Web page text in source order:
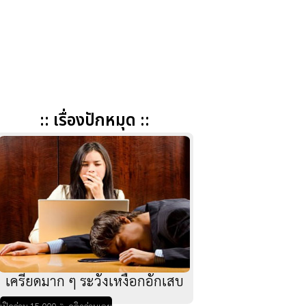
:: เรื่องปักหมุด ::